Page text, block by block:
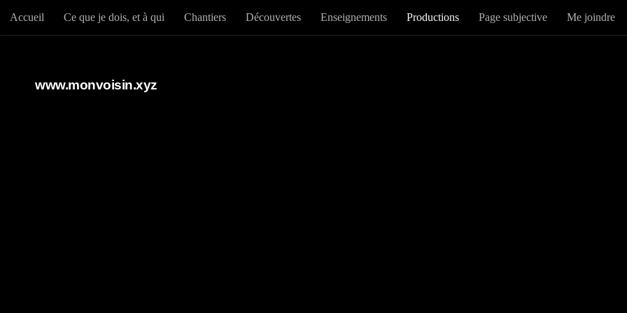
Au dessous du contenu
Accueil Ce que je dois, et à qui Chantiers Découvertes Enseignements Productions Page subjective Me joindre
www.monvoisin.xyz